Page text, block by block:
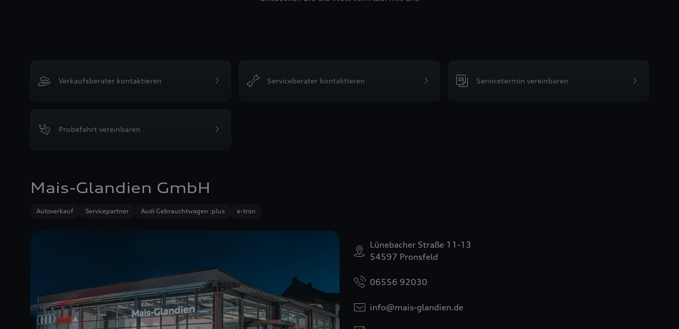
Verkaufsberater kontaktieren Serviceberater kontaktieren Servicetermin vereinbaren
Probefahrt vereinbaren
Mais-Glandien GmbH
Autoverkauf Servicepartner Audi Gebrauchtwagen :plus e-tron
Lünebacher Straße 11-13
54597 Pronsfeld
06556 92030
info@mais-glandien.de